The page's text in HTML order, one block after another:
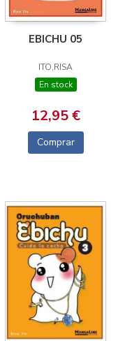
EBICHU 05
ITO,RISA
En stock
12,95 €
Comprar